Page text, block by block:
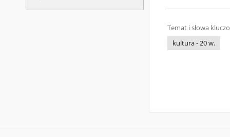
Temat i słowa
kultura - 20 w.